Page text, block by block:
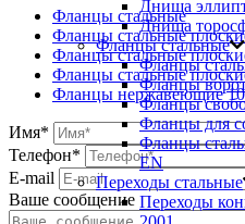
Фланцы стальные
Фланцы стальные
Фланцы стальные
Фланцы стальные
Фланцы нержавеющие
Имя*
Телефон*
E-mail
Ваше сообщение
Днища
Днища
Фланцы стальные
Фланцы
Фланцы
Фланцы
Фланцы для
Фланцы
EN
Переходы стальные
Переходы